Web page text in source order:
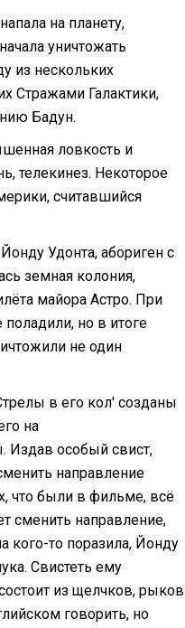
на планету,
уничтожать
из нескольких
Стражами Галактики,
Бадун.
ловкость и
телекинез. Некоторое
считавшийся
Удонта, абориген с
земная колония,
майора Астро. При
но в итоге
не один
в его кол' созданы
на
Издав особый свист,
направление
что были в фильме, всё
сменить направление,
кого-то поразила, Йонду
Свистеть ему
из щелчков, рыков
говорить, но